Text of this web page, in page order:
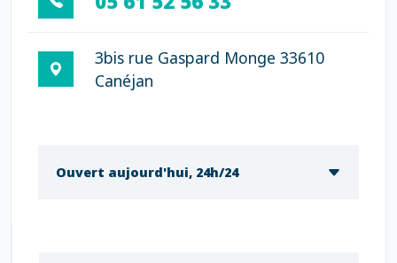
3bis rue Gaspard Monge 33610
Canéjan
Ouvert aujourd'hui, 24h/24